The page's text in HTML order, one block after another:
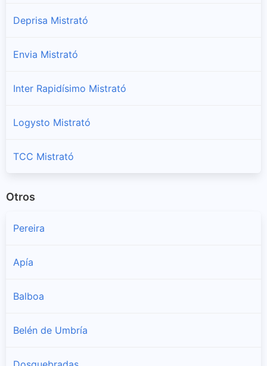
Deprisa Mistrató
Envia Mistrató
Inter Rapidísimo Mistrató
Logysto Mistrató
TCC Mistrató
Otros
Pereira
Apía
Balboa
Belén de Umbría